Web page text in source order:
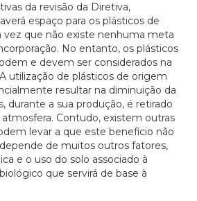
da revisão da Diretiva,
espaço para os plásticos de
vez que não existe nenhuma meta
No entanto, os plásticos
e devem ser considerados na
utilização de plásticos de origem
resultar na diminuição da
durante a sua produção, é retirado
Contudo, existem outras
levar a que este benefício não
de muitos outros fatores,
e o uso do solo associado à
que servirá de base à